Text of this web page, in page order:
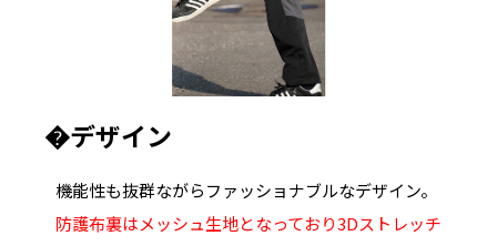
�デザイン
機能性も抜群ながらファッショナブルなデザイン。
防護布裏はメッシュ生地となっており3Dストレッチ